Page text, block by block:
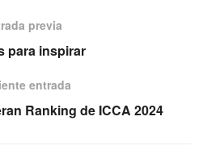
, o las debutantes
de estilo. Es una
previa
para inspirar
entrada
Ranking de ICCA 2024